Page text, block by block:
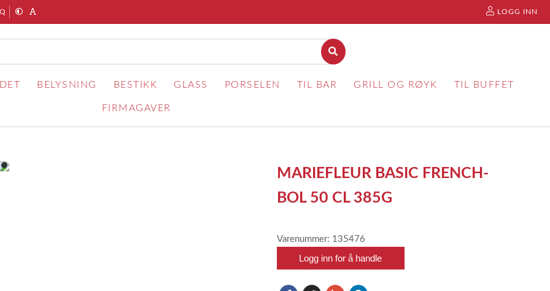
LOGG INN
BELYSNING BESTIKK GLASS PORSELEN TIL BAR GRILL OG RØYK TIL BUFFET
FIRMAGAVER
item
MARIEFLEUR BASIC FRENCH-
BOL 50 CL 385G
Varenummer: 135476
Logg inn for å handle